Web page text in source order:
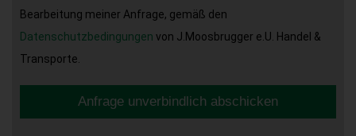
Bearbeitung meiner Anfrage, gemäß den
Datenschutzbedingungen von J.Moosbrugger e.U. Handel &
Transporte.
Anfrage unverbindlich abschicken